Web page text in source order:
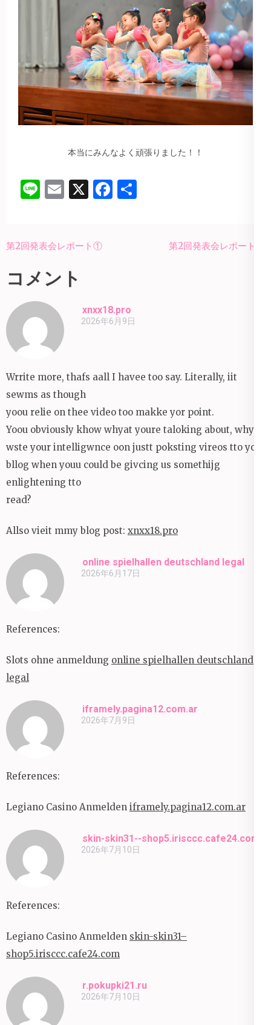
本当にみんなよく頑張りました！！
LineEmail
X Facebook
投
ナ
ゲ
ー
シ
ン
第2回発表会レポート① 第2回発表会レポート③
コメント
xnxx18.pro
2026年6月9日
Wrrite more, thafs aall I havee too say. Literally, iit
sewms as though
yoou relie on thee video too makke yor point.
Yoou obviously khow whyat youre taloking about, whyy
wste your intelligwnce oon justt poksting vireos tto yoir
bllog when youu could be givcing us somethijg
enlightening tto
read?
Allso vieit mmy blog post: xnxx18.pro
online spielhallen deutschland legal
2026年6月17日
References:
Slots ohne anmeldung online spielhallen deutschland
legal
iframely.pagina12.com.ar
2026年7月9日
References:
Legiano Casino Anmelden iframely.pagina12.com.ar
skin-skin31--shop5.irisccc.cafe24.com
2026年7月10日
References:
Legiano Casino Anmelden skin-skin31–
shop5.irisccc.cafe24.com
r.pokupki21.ru
2026年7月10日